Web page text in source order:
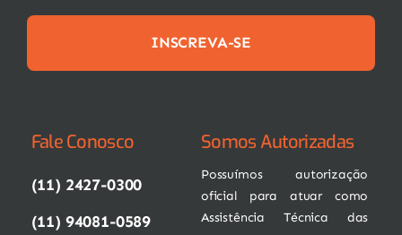
INSCREVA-SE
Fale Conosco
(11) 2427-0300
(11) 94081-0589
Somos Autorizadas
Possuímos autorização
oficial para atuar como
Assistência Técnica das